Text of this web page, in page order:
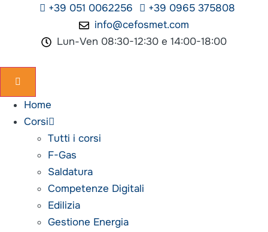
contenuto
+39 051 0062256
+39 0965 375808
info@cefosmet.com
Lun-Ven 08:30-12:30 e 14:00-18:00
Home
Corsi
Tutti i corsi
F-Gas
Saldatura
Competenze Digitali
Edilizia
Gestione Energia